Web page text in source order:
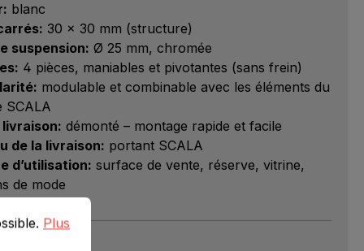
blanc
30 × 30 mm (structure)
suspension: Ø 25 mm, chromée
4 pièces, maniables et pivotantes (sans frein)
modulable et combinable avec les éléments du
SCALA
démonté – montage rapide et facile
de la livraison: portant SCALA
d’utilisation: surface de vente, réserve, vitrine,
de mode
Plus d'informations...
Plus